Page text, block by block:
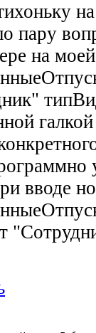
на
пару
на
вводе